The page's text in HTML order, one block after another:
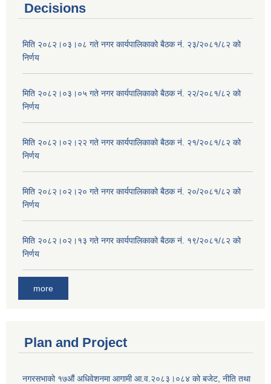
Decisions
मिति २०८२।०३।०८ गते नगर कार्यपालिकाको बैठक नं. २३/२०८१/८२ को
निर्णय
मिति २०८२।०३।०५ गते नगर कार्यपालिकाको बैठक नं. २२/२०८१/८२ को
निर्णय
मिति २०८२।०२।२२ गते नगर कार्यपालिकाको बैठक नं. २१/२०८१/८२ को
निर्णय
मिति २०८२।०२।२० गते नगर कार्यपालिकाको बैठक नं. २०/२०८१/८२ को
निर्णय
मिति २०८२।०२।१३ गते नगर कार्यपालिकाको बैठक नं. १९/२०८१/८२ को
निर्णय
more
Plan and Project
नगरसभाको १७औं अधिवेशनमा आगामी आ.व.२०८३।०८४ को बजेट, नीति तथा